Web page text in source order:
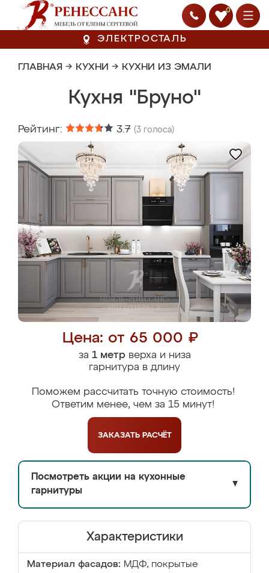
0
ЭЛЕКТРОСТАЛЬ
ГЛАВНАЯ → КУХНИ → КУХНИ ИЗ ЭМАЛИ
Кухня "Бруно"
Рейтинг: 3.7 (3 голоса)
Цена: от 65 000 ₽
за 1 метрверха и низа
гарнитура в длину
Поможем рассчитать точную стоимость!
Ответим менее, чем за 15 минут!
ЗАКАЗАТЬ РАСЧЁТ
Посмотреть акции на кухонные
гарнитуры
▼
Характеристики
Материал фасадов: МДФ, покрытые